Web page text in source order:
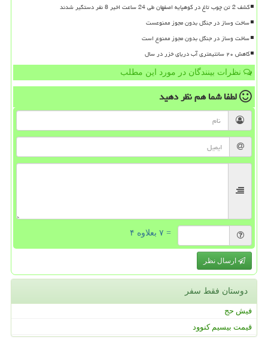
کشف 2 تن چوب تاغ در کوهپایه اصفهان طی 24 ساعت اخیر 8 نفر دستگیر شدند
ساخت وساز در جنگل بدون مجوز ممنوعست
ساخت وساز در جنگل بدون مجوز ممنوع است
کاهش ۲۰ سانتیمتری آب دریای خزر در سال
نظرات بینندگان در مورد این مطلب
لطفا شما همنظر دهید
= ۷ بعلاوه ۴
ارسال نظر
دوستان فقط سفر
فیش حج
قیمت بیسیم کنوود